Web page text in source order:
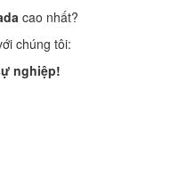
cao nhất?
chúng tôi:
nghiệp!